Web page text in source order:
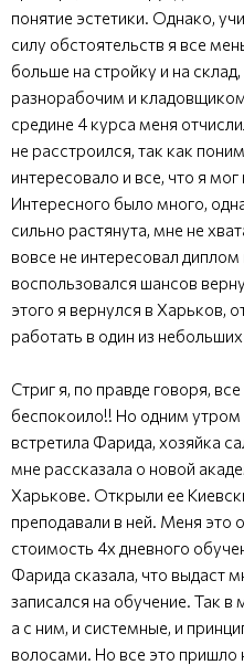
понятие эстетики. Однако,
силу обстоятельств я все
больше на стройку и на
разнорабочим и
средине 4 курса меня
не расстроился, так как
интересовало и все, что я мог
Интересного было много,
сильно растянута, мне не
вовсе не интересовал
воспользовался шансов
этого я вернулся в Харьков,
работать в один из
Стриг я, по правде говоря,
беспокоило!! Но одним утром
встретила Фарида, хозяйка
мне рассказала о новой
Харькове. Открыли ее
преподавали в ней. Меня это
стоимость 4х дневного
Фарида сказала, что выдаст
записался на обучение. Так
а с ним, и системные, и
волосами. Но все это пришло